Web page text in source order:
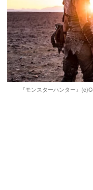
『モンスターハンター』